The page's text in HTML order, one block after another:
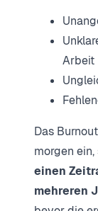
Arbeit
Das
morgen ein,
einen
mehreren